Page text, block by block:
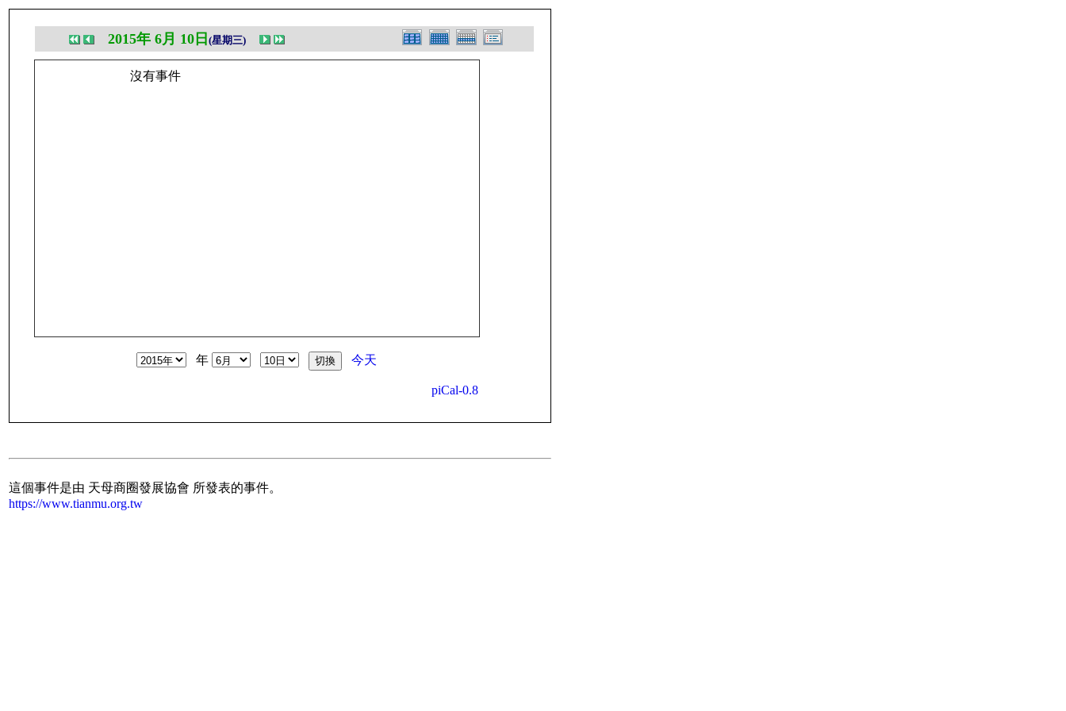
2015年 6月 10日 (星期三)
沒有事件
年 今天
piCal-0.8
這個事件是由 天母商圈發展協會 所發表的事件。
https://www.tianmu.org.tw